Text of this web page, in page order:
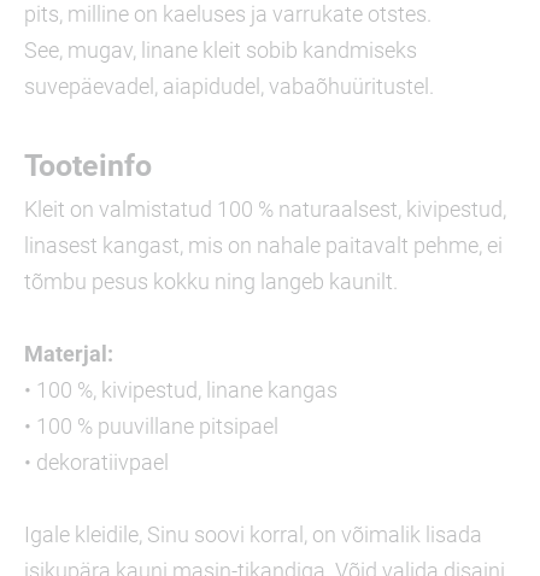
pits, milline on kaeluses ja varrukate otstes.
See, mugav, linane kleit sobib kandmiseks
suvepäevadel, aiapidudel, vabaõhuüritustel.
Tooteinfo
Kleit on valmistatud 100 % naturaalsest, kivipestud,
linasest kangast, mis on nahale paitavalt pehme, ei
tõmbu pesus kokku ning langeb kaunilt.
Materjal:
• 100 %, kivipestud, linane kangas
• 100 % puuvillane pitsipael
• dekoratiivpael
Igale kleidile, Sinu soovi korral, on võimalik lisada
isikupära kauni masin-tikandiga. Võid valida disaini